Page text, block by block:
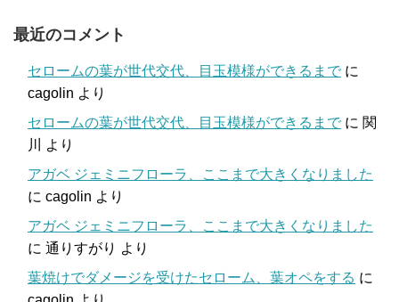
最近のコメント
セロームの葉が世代交代、目玉模様ができるまで に
cagolin より
セロームの葉が世代交代、目玉模様ができるまで に 関
川
より
アガベ ジェミニフローラ、ここまで大きくなりました
に cagolin より
アガベ ジェミニフローラ、ここまで大きくなりました
に 通りすがり より
葉焼けでダメージを受けたセローム、葉オペをする に